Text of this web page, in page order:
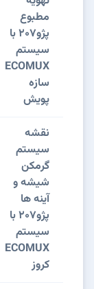
مطبوع
پژو207 با
سیستم
ECOMUX
سازه
پویش
نقشه
سیستم
گرمکن
شیشه و
آینه ها
پژو207 با
سیستم
ECOMUX
کروز